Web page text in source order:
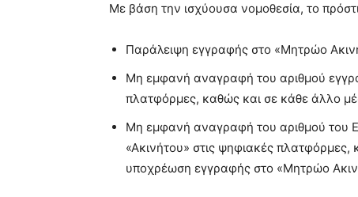
Με βάση την ισχύουσα νομοθεσία, το
Παράλειψη εγγραφής στο «Μητρώο
Μη εμφανή αναγραφή του αριθμού
πλατφόρμες, καθώς και σε κάθε άλλο
Μη εμφανή αναγραφή του αριθμού του
«Ακινήτου» στις ψηφιακές πλατφόρμες,
υποχρέωση εγγραφής στο «Μητρώο